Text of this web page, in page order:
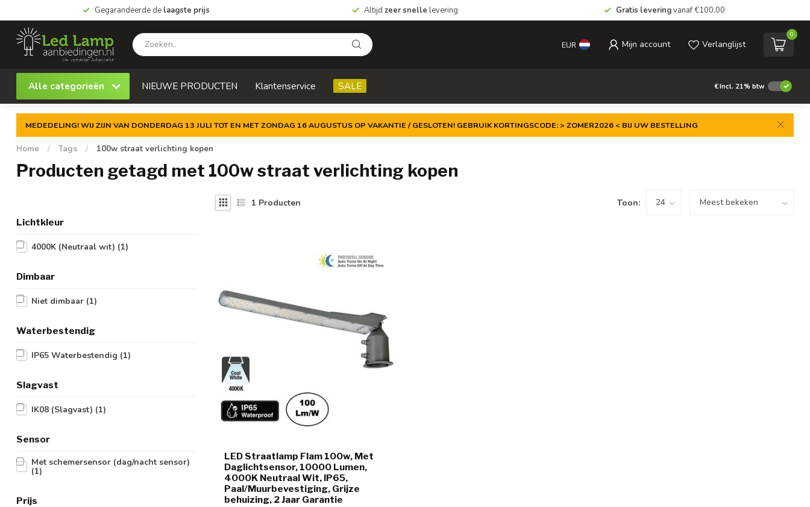
Gegarandeerde de laagste prijs Altijd zeer snelle levering Gratis leveringvanaf €100,00
EUR Mijn account Verlanglijst
0
Alle categorieën NIEUWE PRODUCTEN Klantenservice SALE €Incl. 21% btw
MEDEDELING! WIJ ZIJN VAN DONDERDAG 13 JULI TOT EN MET ZONDAG 16 AUGUSTUS OP VAKANTIE / GESLOTEN! GEBRUIK KORTINGSCODE: > ZOMER2026 < BIJ UW BESTELLING
Home / Tags / 100w straat verlichting kopen
Producten getagd met 100w straat verlichting kopen
Lichtkleur
4000K (Neutraal wit) (1)
Dimbaar
Niet dimbaar (1)
Waterbestendig
IP65 Waterbestendig (1)
Slagvast
IK08 (Slagvast) (1)
Sensor
Met schemersensor (dag/nacht sensor)
(1)
Prijs
1 Producten Toon:
LED Straatlamp Flam 100w, Met
Daglichtsensor, 10000 Lumen,
4000K Neutraal Wit, IP65,
Paal/Muurbevestiging, Grijze
behuizing, 2 Jaar Garantie